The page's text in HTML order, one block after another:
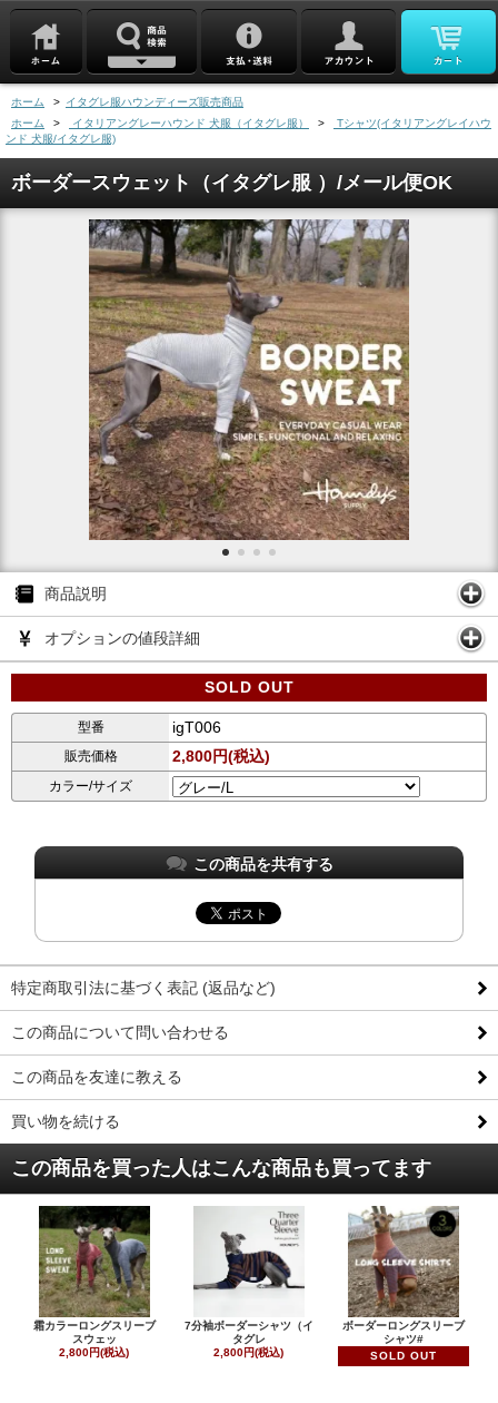
ホーム > イタグレ服ハウンディーズ販売商品
ホーム
> イタリアングレーハウンド 犬服（イタグレ服） >
Tシャツ(イタリアングレイハウ
ンド 犬服/イタグレ服)
ボーダースウェット（イタグレ服 ）/メール便OK
商品説明
オプションの値段詳細
SOLD OUT
型番 igT006
販売価格 2,800円(税込)
カラー/サイズ
この商品を共有する
特定商取引法に基づく表記 (返品など)
この商品について問い合わせる
この商品を友達に教える
買い物を続ける
この商品を買った人はこんな商品も買ってます
霜カラーロングスリーブ
スウェッ
2,800円(税込)
7分袖ボーダーシャツ（イ
タグレ
2,800円(税込)
ボーダーロングスリーブ
シャツ#
SOLD OUT